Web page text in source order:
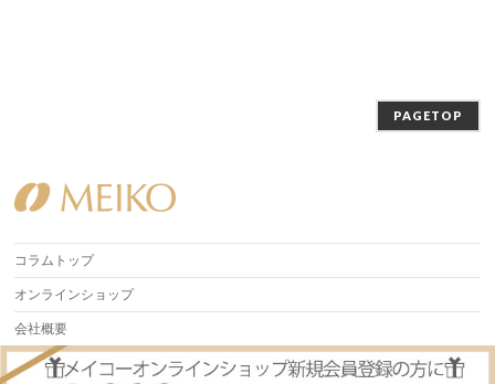
PAGETOP
コラムトップ
オンラインショップ
会社概要